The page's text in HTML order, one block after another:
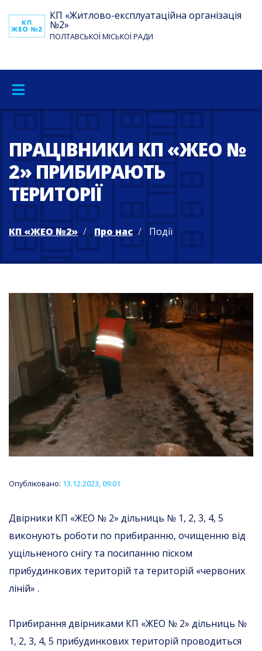
КП «Житлово-експлуатаційна організація
№2»
ПОЛТАВСЬКОЇ МІСЬКОЇ РАДИ
ПРАЦІВНИКИ КП «ЖЕО №
2» ПРИБИРАЮТЬ
ТЕРИТОРІЇ
КП «ЖЕО №2» Про нас Події
Опубліковано: 13.12.2023, 09:01
Двірники КП «ЖЕО № 2» дільниць № 1, 2, 3, 4, 5
виконують роботи по прибиранню, очищенню від
ущільненого снігу та посипанню піском
прибудинкових територій та територій «червоних
ліній» .
Прибирання двірниками КП «ЖЕО № 2» дільниць №
1, 2, 3, 4, 5 прибудинкових територій проводиться